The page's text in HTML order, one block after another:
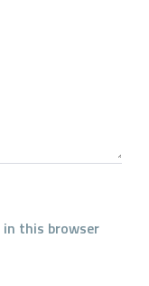
in this browser